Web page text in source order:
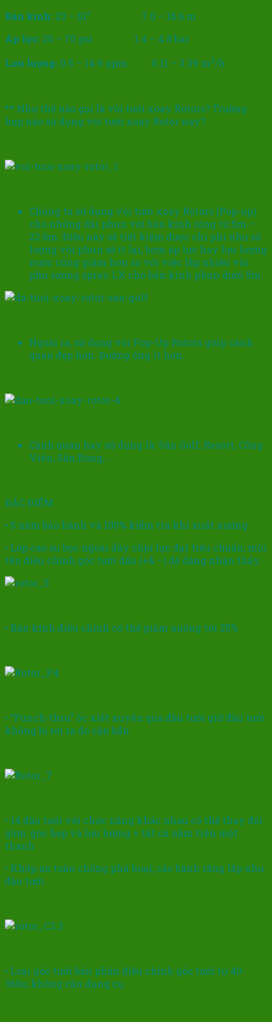
Bán kính: 23 – 61” 7.0 – 18.6 m
Áp lực: 20 – 70 psi 1.4 – 4.8 bar
Lưu lượng: 0.5 – 14.9 gpm 0.11 – 3.39 m3/h
** Như thế nào gọi là vòi tưới xoay Rotors? Trường
hợp nào sử dụng vòi tưới xoay Rotor nay?
Chúng ta sử dụng vòi tưới xoay Rotors (Pop-up)
cho những dải phun với bán kính rộng từ 5m –
22.6m. Điều này sẽ tiết kiệm được chi phi như số
lượng vòi phun sẽ ít lại, bơm áp lực hay lưu lượng
nước cũng giảm hơn so với việc lắp nhiều vòi
phu sương spray LX cho bán kính phun dưới 5m.
Ngoài ra, sử dụng vòi Pop-Up Rotors giúp cảnh
quan đẹp hơn. Đường ống ít hơn.
Cảnh quan hay sử dụng là: Sân Golf, Resort, Công
Viên, Sân Bóng, ..
ĐẶC ĐIỂM
• 5 năm bảo hành và 100% kiểm tra khi xuất xưởng
• Lớp cao su bọc ngoài dày chịu lực đạt tiêu chuẩn; mũi
tên điều chỉnh góc tưới dấu (+& –) dể dàng nhận thấy.
• Bán kính điều chỉnh có thể giảm xuống tới 25%
• “Punch-thru” ốc xiết xuyên qua đầu tưới giữ đầu tưới
không bị rơi ra do cặn bẩn
• 14 đầu tưới với chức năng khác nhau có thể thay đổi
gồm: góc hẹp và lưu lượng + tất cả nằm trên một
thanh
• Khớp an toàn chống phá hoại; các bánh răng lắp như
đầu tưới
• Loại góc tưới bán phần điều chỉnh góc tưới từ 40-
360o; không cần dụng cụ